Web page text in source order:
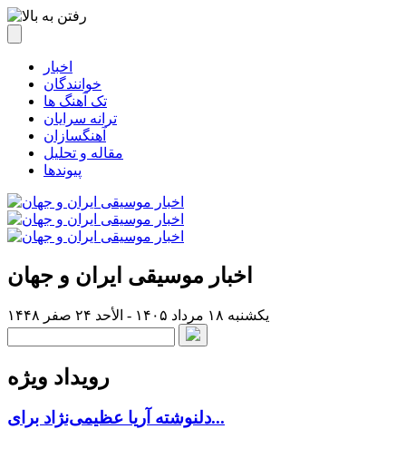
اخبار
خوانندگان
تک آهنگ ها
ترانه سرایان
آهنگسازان
مقاله و تحلیل
پیوندها
اخبار موسیقی ایران و جهان
یکشنبه ۱۸ مرداد ۱۴۰۵ - الأحد ۲۴ صفر ۱۴۴۸
رویداد ویژه
دلنوشته آریا عظیمی‌نژاد برای...